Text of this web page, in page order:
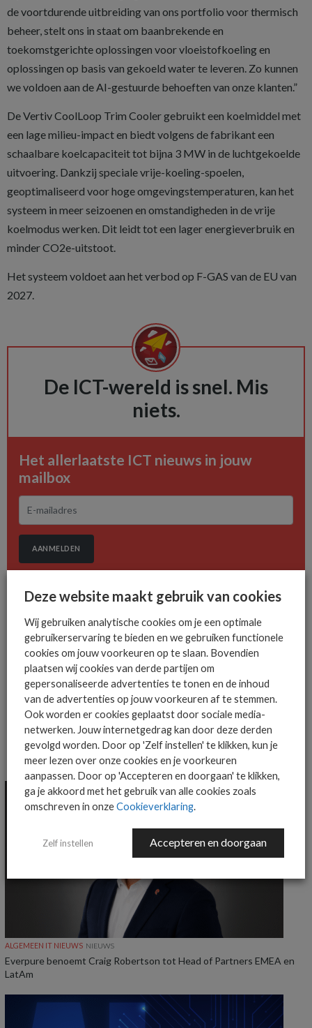
de voortdurende uitbreiding van ons portfolio voor thermisch
beheer, stelt ons in staat om baanbrekende en
toekomstgerichte oplossingen voor vloeistofkoeling en
oplossingen op basis van gekoeld water te leveren. Zo kunnen
we voldoen aan de AI-gestuurde behoeften van onze klanten.”
De Vertiv CoolLoop Trim Cooler gebruikt een koelmiddel met
een lage milieu-impact en biedt volgens de fabrikant een
schaalbare koelcapaciteit tot bijna 3 MW in de luchtgekoelde
uitvoering. Dankzij speciale vrije-koeling-spoelen,
geoptimaliseerd voor hoge omgevingstemperaturen, kan het
systeem in meer seizoenen en omstandigheden in de vrije
koelmodus werken. Dit leidt tot een lager energieverbruik en
minder CO2e-uitstoot.
Het systeem voldoet aan het verbod op F-GAS van de EU van
2027.
De ICT-wereld is snel. Mis
niets.
Het allerlaatste ICT nieuws in jouw
mailbox
AANMELDEN
MEER OVER THERMISCH BEHEER VERTIV
VERTIV COOLLOOP TRIM COOLER
MEER ALGEMEEN IT NIEUWS NIEUWS
ALGEMEEN IT NIEUWS NIEUWS
Everpure benoemt Craig Robertson tot Head of Partners EMEA en
LatAm
Deze website maakt gebruik van cookies
Wij gebruiken analytische cookies om je een optimale
gebruikerservaring te bieden en we gebruiken functionele
cookies om jouw voorkeuren op te slaan. Bovendien
plaatsen wij cookies van derde partijen om
gepersonaliseerde advertenties te tonen en de inhoud
van de advertenties op jouw voorkeuren af te stemmen.
Ook worden er cookies geplaatst door sociale media-
netwerken. Jouw internetgedrag kan door deze derden
gevolgd worden. Door op 'Zelf instellen' te klikken, kun je
meer lezen over onze cookies en je voorkeuren
aanpassen. Door op 'Accepteren en doorgaan' te klikken,
ga je akkoord met het gebruik van alle cookies zoals
omschreven in onzeCookieverklaring.
Zelf instellen Accepteren en doorgaan